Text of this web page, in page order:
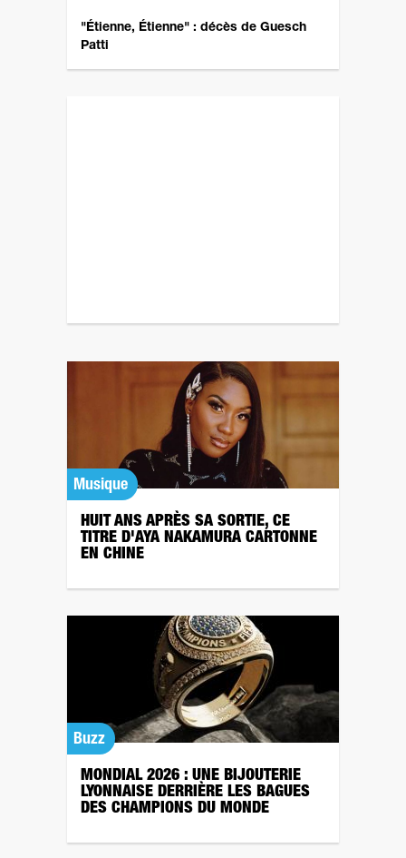
"Étienne, Étienne" : décès de Guesch
Patti
Musique
HUIT ANS APRÈS SA SORTIE, CE
TITRE D'AYA NAKAMURA CARTONNE
EN CHINE
Buzz
MONDIAL 2026 : UNE BIJOUTERIE
LYONNAISE DERRIÈRE LES BAGUES
DES CHAMPIONS DU MONDE